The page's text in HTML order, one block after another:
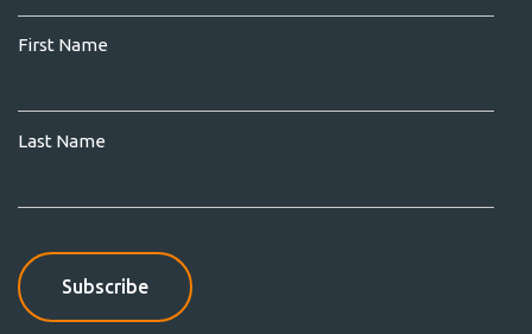
First Name
Last Name